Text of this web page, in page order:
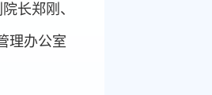
长郑刚、
理办公室